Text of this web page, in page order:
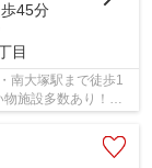
歩45分
目
南大塚駅まで徒歩1
施設多数あり！食